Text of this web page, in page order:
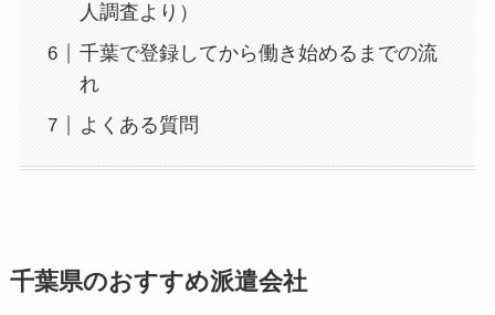
人調査より）
千葉で登録してから働き始めるまでの流
れ
よくある質問
千葉県のおすすめ派遣会社